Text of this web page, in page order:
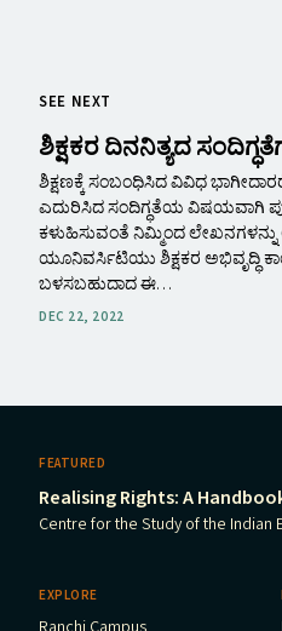
SEE NEXT
ಶಿಕ್ಷಕರ ದಿನನಿತ್ಯದ
ಶಿಕ್ಷಣಕ್ಕೆ ಸಂಬಂಧಿಸಿದ ವಿವಿಧ
ಎದುರಿಸಿದ ಸಂದಿಗ್ಧತೆಯ ವಿಷಯವಾಗಿ
ಕಳುಹಿಸುವಂತೆ ನಿಮ್ಮಿಂದ ಲೇಖನಗಳನ್ನು
ಯೂನಿವರ್ಸಿಟಿಯು ಶಿಕ್ಷಕರ ಅಭಿವೃದ್ಧಿ
ಬಳಸಬಹುದಾದ ಈ…
DEC 22, 2022
FEATURED
Realising Rights: A
Centre for the Study of the Indian
EXPLORE